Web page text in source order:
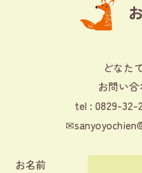
どなた
お問い合
tel : 0829-32-
✉
お名前